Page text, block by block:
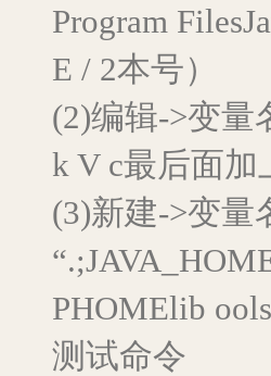
Program
E / 2本号）
(2)编辑->变量
k V c最后面
(3)新建->变量
PHOMElib
测试命令